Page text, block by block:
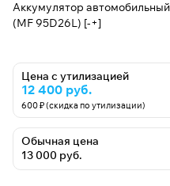
Аккумулятор
(MF 95D26L) [-+]
Цена с утилизацией
12 400 руб.
600 ₽ (скидка по утилизации)
Обычная цена
13 000 руб.